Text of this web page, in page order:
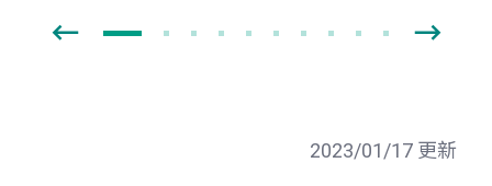
2023/01/17 更新